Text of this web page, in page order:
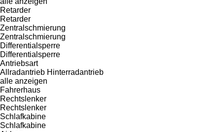
Retarder
Retarder
Zentralschmierung
Zentralschmierung
Differentialsperre
Differentialsperre
Antriebsart
Allradantrieb Hinterradantrieb
alle anzeigen
Fahrerhaus
Rechtslenker
Rechtslenker
Schlafkabine
Schlafkabine